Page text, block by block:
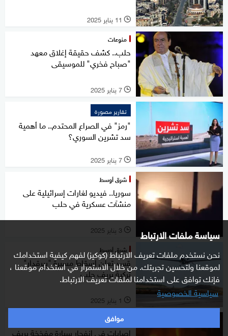
سياسة ملفات الارتباط
نحن نستخدم ملفات تعريف الارتباط (كوكيز) لفهم كيفية استخدامك
لموقعنا ولتحسين تجربتك. من خلال الاستمرار في استخدام موقعنا ،
فإنك توافق على استخدامنا لملفات تعريف الارتباط.
سياسية الخصوصية
موافق
l 11 يناير 2025
منوعات
حلب.. كشف حقيقة إغلاق معهد
"صباح فخري" للموسيقى
l 7 يناير 2025
تقارير مصورة
"رمز" في الصراع المحتدم.. ما أهمية
سد تشرين السوري؟
l 7 يناير 2025
شرق أوسط
سوريا.. فيديو لغارات إسرائيلية على
منشآت عسكرية في حلب
l 3 يناير 2025
شرق أوسط
قسد تعلن إسقاط مسيرة "بيرقدار"
تركية بريف حلب
l 1 يناير 2025
شرق أوسط
إصابات في انفجار سيارة مفخخة بريف